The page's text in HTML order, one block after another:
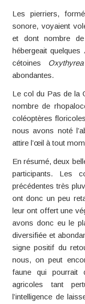
Les pierriers,
sonore, voyaient
et dont nombre
hébergeait quelques
cétoines Oxythyrea
abondantes.
Le col du Pas de la
nombre de
coléoptères
nous avons noté
attire l’œil à tout
En résumé, deux
participants. Les
précédentes très
ont donc un peu
leur ont offert une
avons donc eu le
diversifiée et
signe positif du
nous, on peut
faune qui pourrait
agricoles tant
l’intelligence de